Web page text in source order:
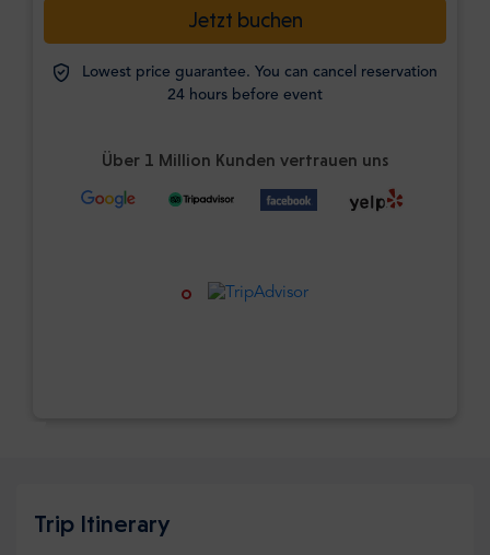
Jetzt buchen
Lowest price guarantee. You can cancel reservation
24 hours before event
Über 1 Million Kunden vertrauen uns
Trip Itinerary